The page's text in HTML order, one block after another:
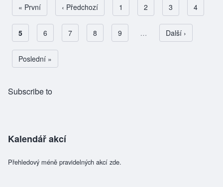
Pagination
First page
« První Předchozí stránka
‹ Předchozí Page
1 Page
2 Page
3 Page
4
Aktuální stránka
5 Page
6 Page
7 Page
8 Page
9 … Následující
Další ›
Poslední stránka
Poslední »
Subscribe to
Kalendář akcí
Přehledový méně pravidelných akcí zde.